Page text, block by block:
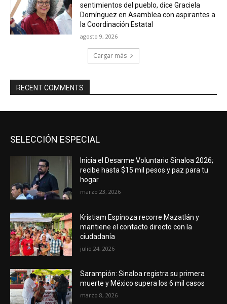
sentimientos del pueblo, dice Graciela
Domínguez en Asamblea con aspirantes a
la Coordinación Estatal
agosto 9, 2026
Cargar más
RECENT COMMENTS
SELECCIÓN ESPECIAL
Inicia el Desarme Voluntario Sinaloa 2026;
recibe hasta $15 mil pesos y paz para tu
hogar
marzo 23, 2026
Kristiam Espinoza recorre Mazatlán y
mantiene el contacto directo con la
ciudadanía
julio 24, 2026
Sarampión: Sinaloa registra su primera
muerte y México supera los 6 mil casos
marzo 8, 2026